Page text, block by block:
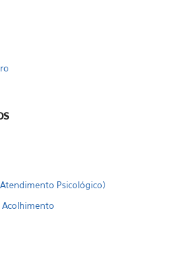
Psicológico)
Acolhimento